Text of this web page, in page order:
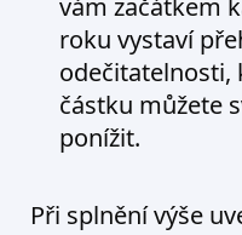
vám začátkem
roku vystaví
odečitatelnosti,
částku můžete
ponížit.
Při splnění výše